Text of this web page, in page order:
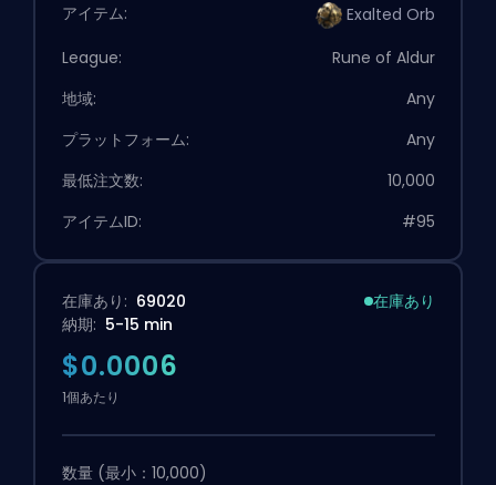
アイテム:
Exalted Orb
League:
Rune of Aldur
地域:
Any
プラットフォーム:
Any
最低注文数:
10,000
アイテムID:
#95
在庫あり: 69020
在庫あり
納期: 5-15 min
$0.0006
1個あたり
数量 (最小：10,000)